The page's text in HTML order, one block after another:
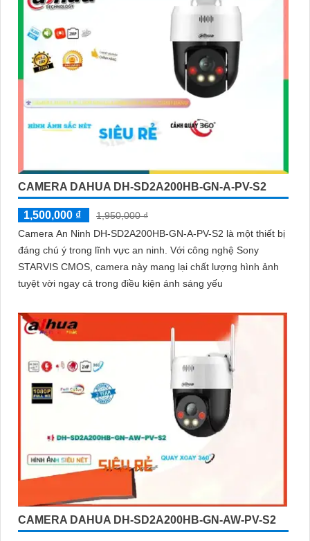
CAMERA DAHUA DH-SD2A200HB-GN-A-PV-S2
1,500,000 ₫
1,950,000 ₫
Camera An Ninh DH-SD2A200HB-GN-A-PV-S2 là một thiết bị
đáng chú ý trong lĩnh vực an ninh. Với công nghệ Sony
STARVIS CMOS, camera này mang lại chất lượng hình ảnh
tuyệt vời ngay cả trong điều kiện ánh sáng yếu
CAMERA DAHUA DH-SD2A200HB-GN-AW-PV-S2